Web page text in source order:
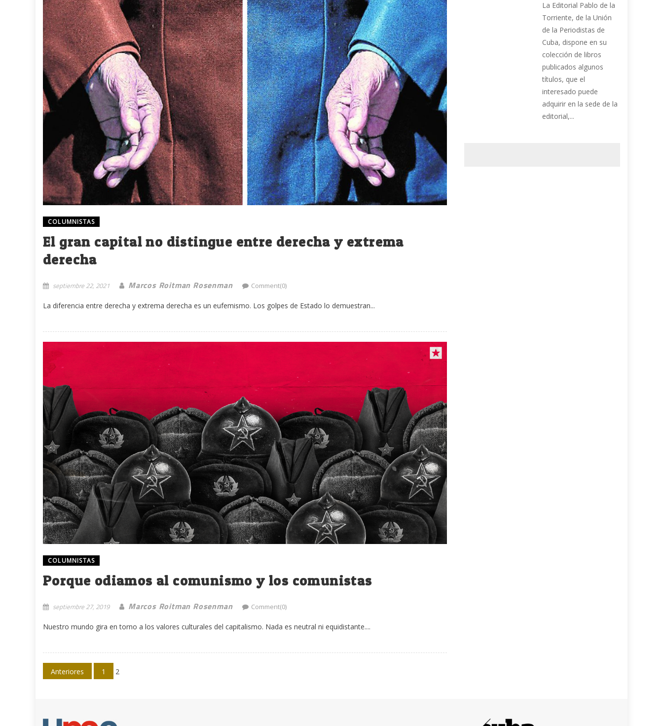
COLUMNISTAS
El gran capital no distingue entre derecha y extrema
derecha
septiembre 22, 2021 Marcos Roitman Rosenman Comment(0)
La diferencia entre derecha y extrema derecha es un eufemismo. Los golpes de Estado lo demuestran...
COLUMNISTAS
Porque odiamos al comunismo y los comunistas
septiembre 27, 2019 Marcos Roitman Rosenman Comment(0)
Nuestro mundo gira en torno a los valores culturales del capitalismo. Nada es neutral ni equidistante....
Navegación
Anteriores 1 2
La Editorial Pablo de la
Torriente, de la Unión
de la Periodistas de
Cuba, dispone en su
colección de libros
publicados algunos
títulos, que el
interesado puede
adquirir en la sede de la
editorial,...